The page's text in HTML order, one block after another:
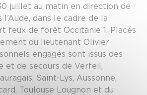
juillet au matin en direction de
l’Aude, dans le cadre de la
feux de forêt Occitanie 1. Placés
du lieutenant Olivier
engagés sont issus des
et de secours de Verfeil,
Saint-Lys, Aussonne,
Toulouse Lougnon et du